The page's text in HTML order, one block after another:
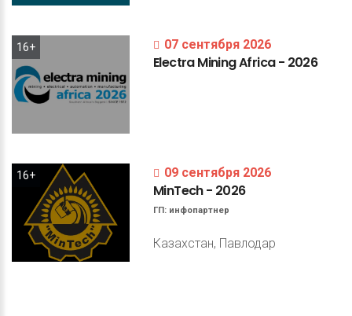
16+ 07 сентября 2026
ElectraMiningAfrica- 2026
16+ 09 сентября 2026
MinTech- 2026
ГП: инфопартнер
Казахстан, Павлодар